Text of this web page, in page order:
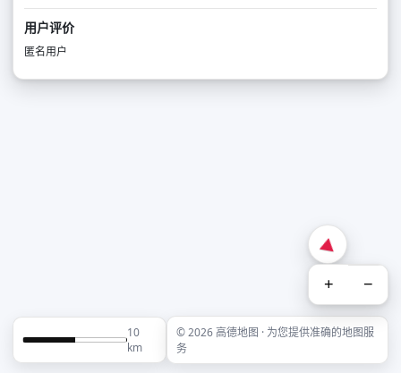
用户评价
匿名用户
+ −
10
km
© 2026 高德地图 · 为您提供准确的地图服
务